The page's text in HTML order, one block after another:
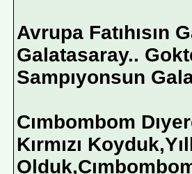
Avrupa Fatıhısın
Galatasaray..
Sampıyonsun
Cımbombom
Kırmızı